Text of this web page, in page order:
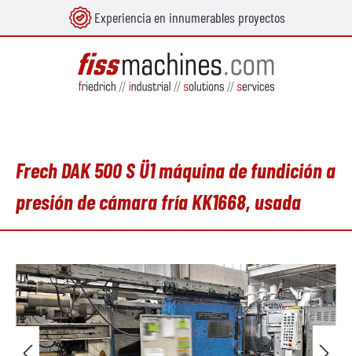
principal Experiencia en innumerables proyectos
Frech DAK 500 S Ü1 máquina de fundición a
presión de cámara fría KK1668, usada
Omitir galería de imágenes